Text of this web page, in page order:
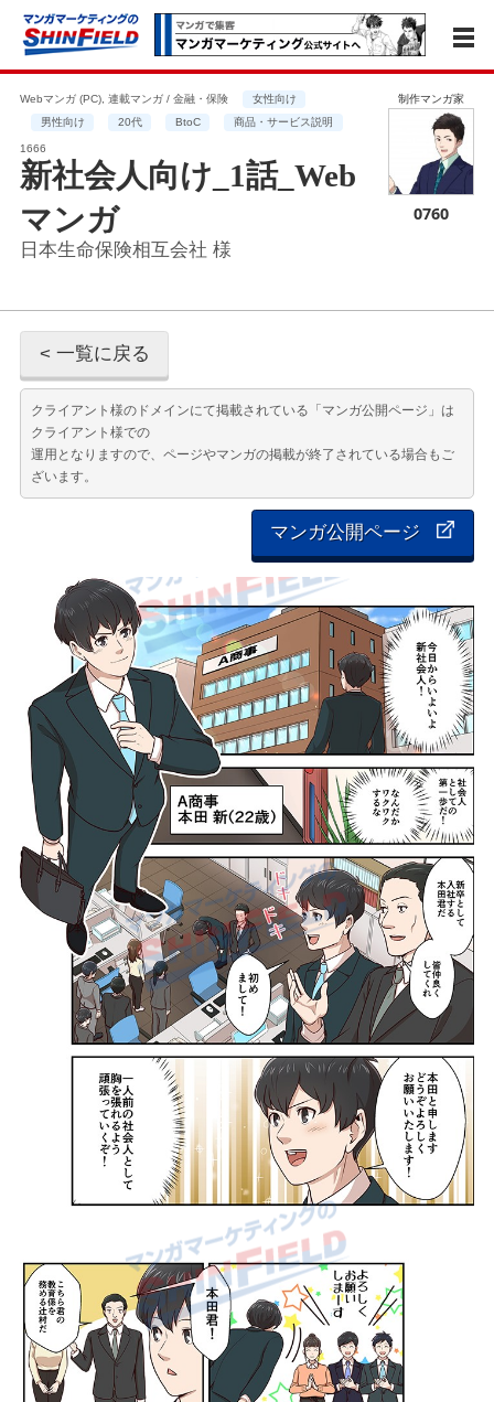
Webマンガ (PC), 連載マンガ / 金融・保険
女性向け
男性向け
20代 BtoC 商品・サービス説明
1666
新社会人向け_1話_Web
マンガ
日本生命保険相互会社 様
制作マンガ家
0760
< 一覧に戻る
クライアント様のドメインにて掲載されている「マンガ公開ページ」は
クライアント様での
運用となりますので、ページやマンガの掲載が終了されている場合もご
ざいます。
マンガ公開ページ